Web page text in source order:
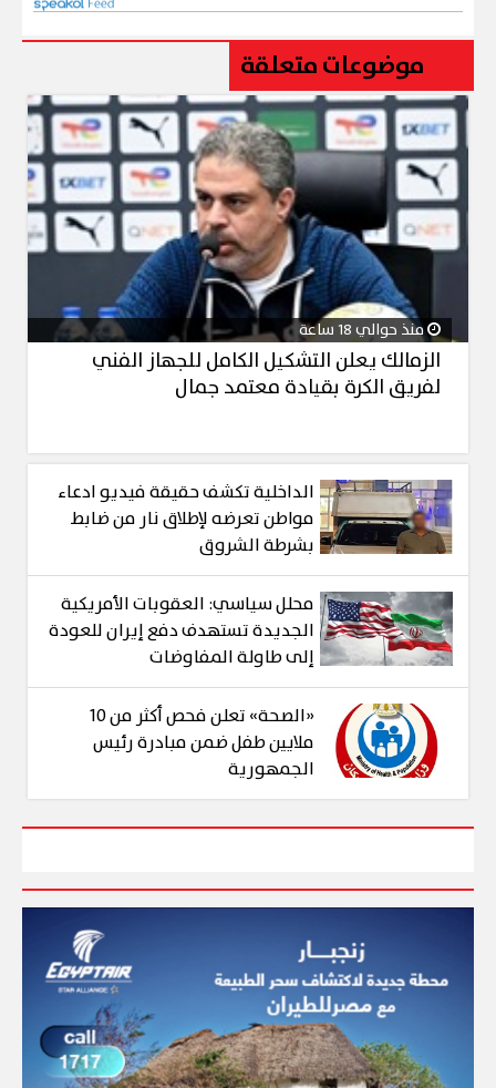
موضوعات متعلقة
منذ حوالي 18 ساعة
الزمالك يعلن التشكيل الكامل للجهاز الفني
لفريق الكرة بقيادة معتمد جمال
الداخلية تكشف حقيقة فيديو ادعاء
مواطن تعرضه لإطلاق نار من ضابط
بشرطة الشروق
محلل سياسي: العقوبات الأمريكية
الجديدة تستهدف دفع إيران للعودة
إلى طاولة المفاوضات
«الصحة» تعلن فحص أكثر من 10
ملايين طفل ضمن مبادرة رئيس
الجمهورية